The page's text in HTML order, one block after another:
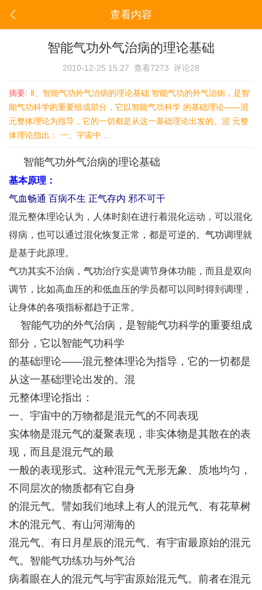
查看内容
智能气功外气治病的理论基础
2010-12-25 15:27 查看7273 评论28
摘要: Ⅱ、智能气功外气治病的理论基础 智能气功的外气治病，是智
能气功科学的重要组成部分，它以智能气功科学 的基础理论——混
元整体理论为指导，它的一切都是从这一基础理论出发的。混 元整
体理论指出： 一、宇宙中 ...
智能气功外气治病的理论基础
基本原理：
气血畅通 百病不生 正气存内 邪不可干
混元整体理论认为，人体时刻在进行着混化运动，可以混化
得病，也可以通过混化恢复正常，都是可逆的。 气功调理就
是基于此原理。
气功其实不治病， 气功治疗实是调节身体功能，而且是双向
调节，比如高血压的和低血压的学员都可以同时得到调理，
让身体的各项指标都趋于正常。
智能气功的外气治病，是智能气功科学的重要组成
部分，它以智能气功科学
的基础理论——混元整体理论为指导，它的一切都是
从这一基础理论出发的。混
元整体理论指出：
一、宇宙中的万物都是混元气的不同表现
实体物是混元气的凝聚表现，非实体物是其散在的表
现，而且是混元气的最
一般的表现形式。这种混元气无形无象、质地均匀，
不同层次的物质都有它自身
的混元气。譬如我们地球上有人的混元气、有花草树
木的混元气、有山河湖海的
混元气、有日月星辰的混元气、有宇宙最原始的混元
气。智能气功练功与外气治
病着眼在人的混元气与宇宙原始混元气。前者在混元